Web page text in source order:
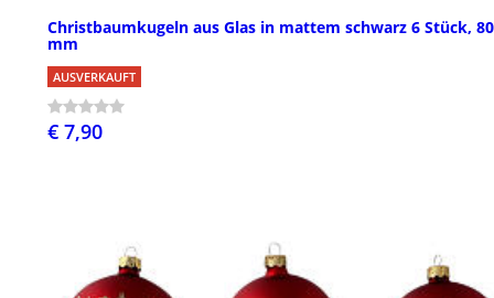
Christbaumkugeln aus Glas in mattem schwarz 6 Stück, 80
mm
AUSVERKAUFT
€ 7,90